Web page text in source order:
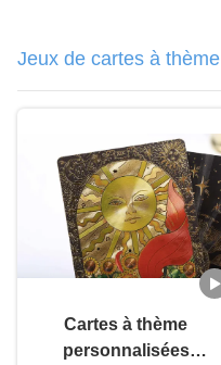
Jeux de cartes à thème
Cartes à thème
personnalisées